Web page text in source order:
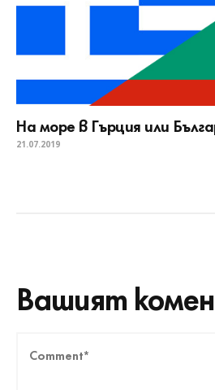
На море в Гърция или
21.07.2019
Вашият